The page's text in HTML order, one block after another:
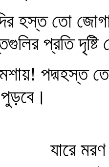
হস্ত তো
প্রতি দৃষ্টি
পদ্মহস্ত
যারে